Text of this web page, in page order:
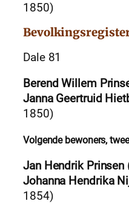
1850)
Dale 81
Berend Willem
Janna Geertruid
1850)
Volgende bewoners,
Jan Hendrik Prinsen
Johanna Hendrika
1854)